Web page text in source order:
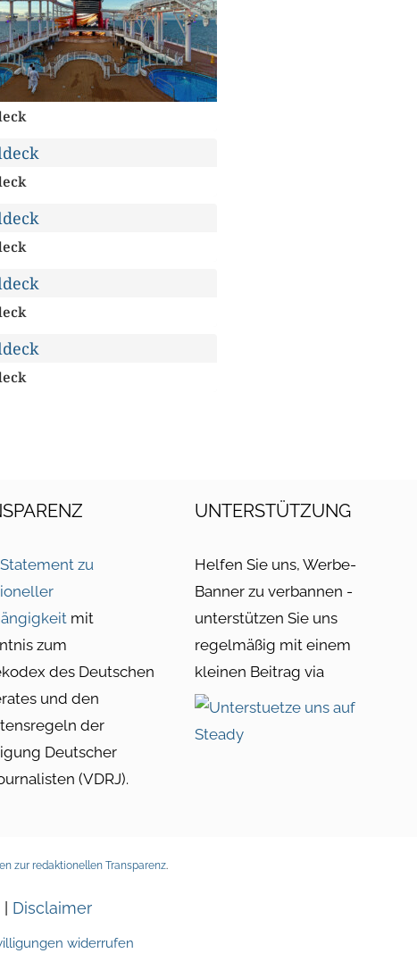
zu
mit
zum
des Deutschen
und den
der
Deutscher
(VDRJ).
UNTERSTÜTZUNG
Helfen Sie uns, Werbe-
Banner zu verbannen -
unterstützen Sie uns
regelmäßig mit einem
kleinen Beitrag via
zur redaktionellen Transparenz.
| Disclaimer
widerrufen